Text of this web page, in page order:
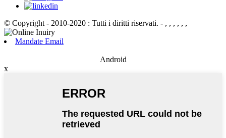
© Copyright - 2010-2020 : Tutti i diritti riservati. - , , , , , ,
Mandate Email
Android
x